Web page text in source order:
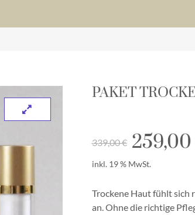
PAKET
339,00€ 259,00
inkl. 19 % MwSt.
Trockene Haut fühlt sich
an. Ohne die richtige